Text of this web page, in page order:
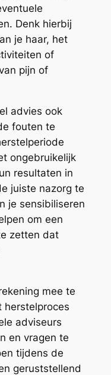
Denk hierbij
je haar, het
of
pijn of
advies ook
fouten te
ongebruikelijk
resultaten in
juiste nazorg te
je sensibiliseren
om een
zetten dat
mee te
herstelproces
adviseurs
en vragen te
tijdens de
geruststellend